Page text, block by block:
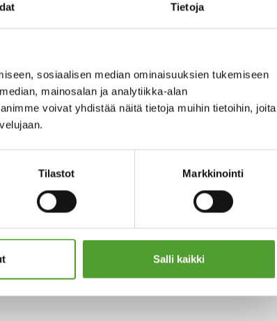
Tietoja
sosiaalisen median ominaisuuksien tukemiseen
mainosalan ja analytiikka-alan
voivat yhdistää näitä tietoja muihin tietoihin, joita
Tilastot Markkinointi
Salli kaikki